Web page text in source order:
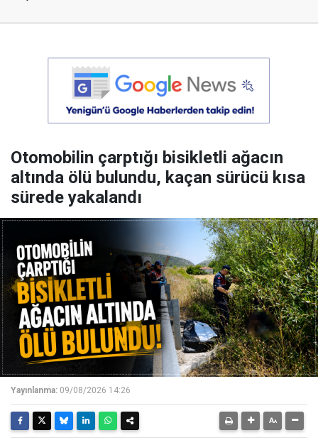
Otomobilin çarptığı bisikletli ağacın
altında ölü bulundu, kaçan sürücü kısa
sürede yakalandı
Yayınlanma: 09/08/2026 14:26